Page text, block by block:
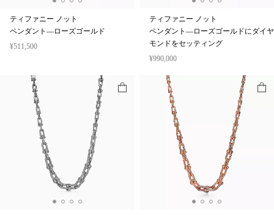
ティファニー ノット
ペンダント—ローズゴールド
¥511,500
ティファニー ノット
ペンダント—ローズゴールドにダイヤ
モンドをセッティング
¥990,000